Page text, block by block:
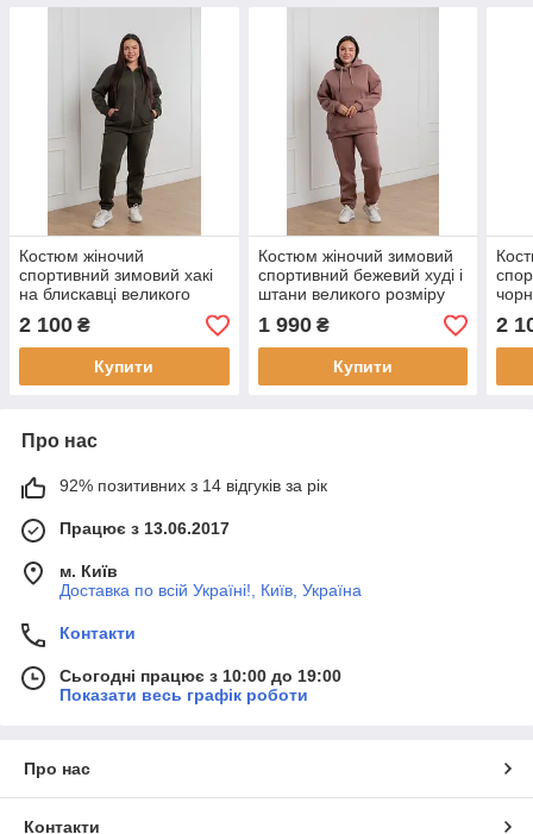
Костюм жіночий
спортивний зимовий хакі
на блискавці великого
розміру 48
2 100 ₴
Купити
Костюм жіночий зимовий
спортивний бежевий худі і
штани великого розміру
48
1 990₴
Купити
2
Про нас
92% позитивних з 14 відгуків за рік
Працює з 13.06.2017
м. Київ
Доставка по всій Україні!, Київ, Україна
Контакти
Сьогодні працює з 10:00 до 19:00
Показати весь графік роботи
Про нас
Контакти